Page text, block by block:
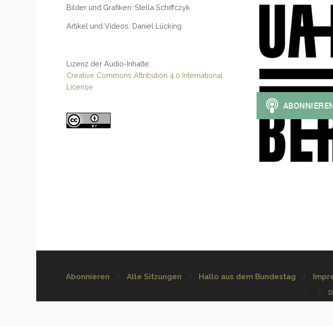
Bilder und Grafiken: Stella Schiffczyk
Artikel und Videos: Daniel Lücking
Lizenz der Audio-Inhalte:
Creative Commons Attribution 4.0 International
License.
Abonnieren Alle Sitzungen Hallo aus dem Bundestag